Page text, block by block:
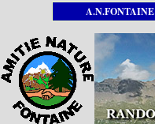
A.N.FONTAINE